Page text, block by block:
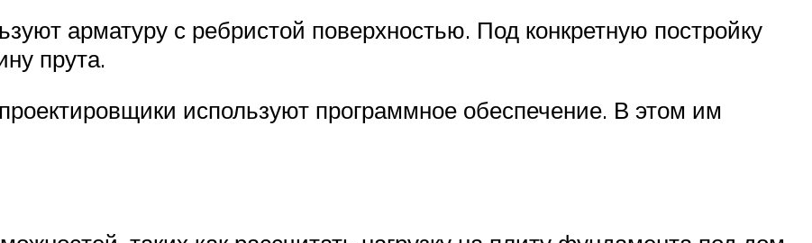
арматуру с ребристой поверхностью. Под конкретную постройку
прута.
используют программное обеспечение. В этом им